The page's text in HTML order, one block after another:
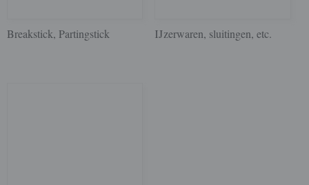
Breakstick, Partingstick IJzerwaren, sluitingen, etc.